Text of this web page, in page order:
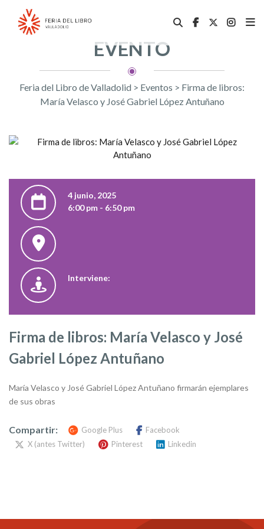
EVENTO
Feria del Libro de Valladolid > Eventos > Firma de libros:
María Velasco y José Gabriel López Antuñano
4 junio, 2025
6:00 pm - 6:50 pm
Interviene:
Firma de libros: María Velasco y José
Gabriel López Antuñano
María Velasco y José Gabriel López Antuñano firmarán ejemplares
de sus obras
Compartir: Google Plus
Facebook
X (antes Twitter)
Pinterest Linkedin